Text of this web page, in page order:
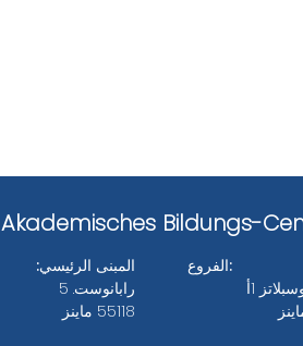
Akademisches Bildungs-
المبنى الرئيسي:
رابانوست. 5
55118 ماينز
الفروع:
1أ